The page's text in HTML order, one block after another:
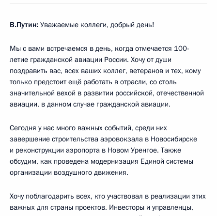
В.Путин: Уважаемые коллеги, добрый день!
Мы с вами встречаемся в день, когда отмечается 100-
летие гражданской авиации России. Хочу от души
поздравить вас, всех ваших коллег, ветеранов и тех, кому
только предстоит ещё работать в отрасли, со столь
значительной вехой в развитии российской, отечественной
авиации, в данном случае гражданской авиации.
Сегодня у нас много важных событий, среди них
завершение строительства аэровокзала в Новосибирске
и реконструкции аэропорта в Новом Уренгое. Также
обсудим, как проведена модернизация Единой системы
организации воздушного движения.
Хочу поблагодарить всех, кто участвовал в реализации этих
важных для страны проектов. Инвесторы и управленцы,